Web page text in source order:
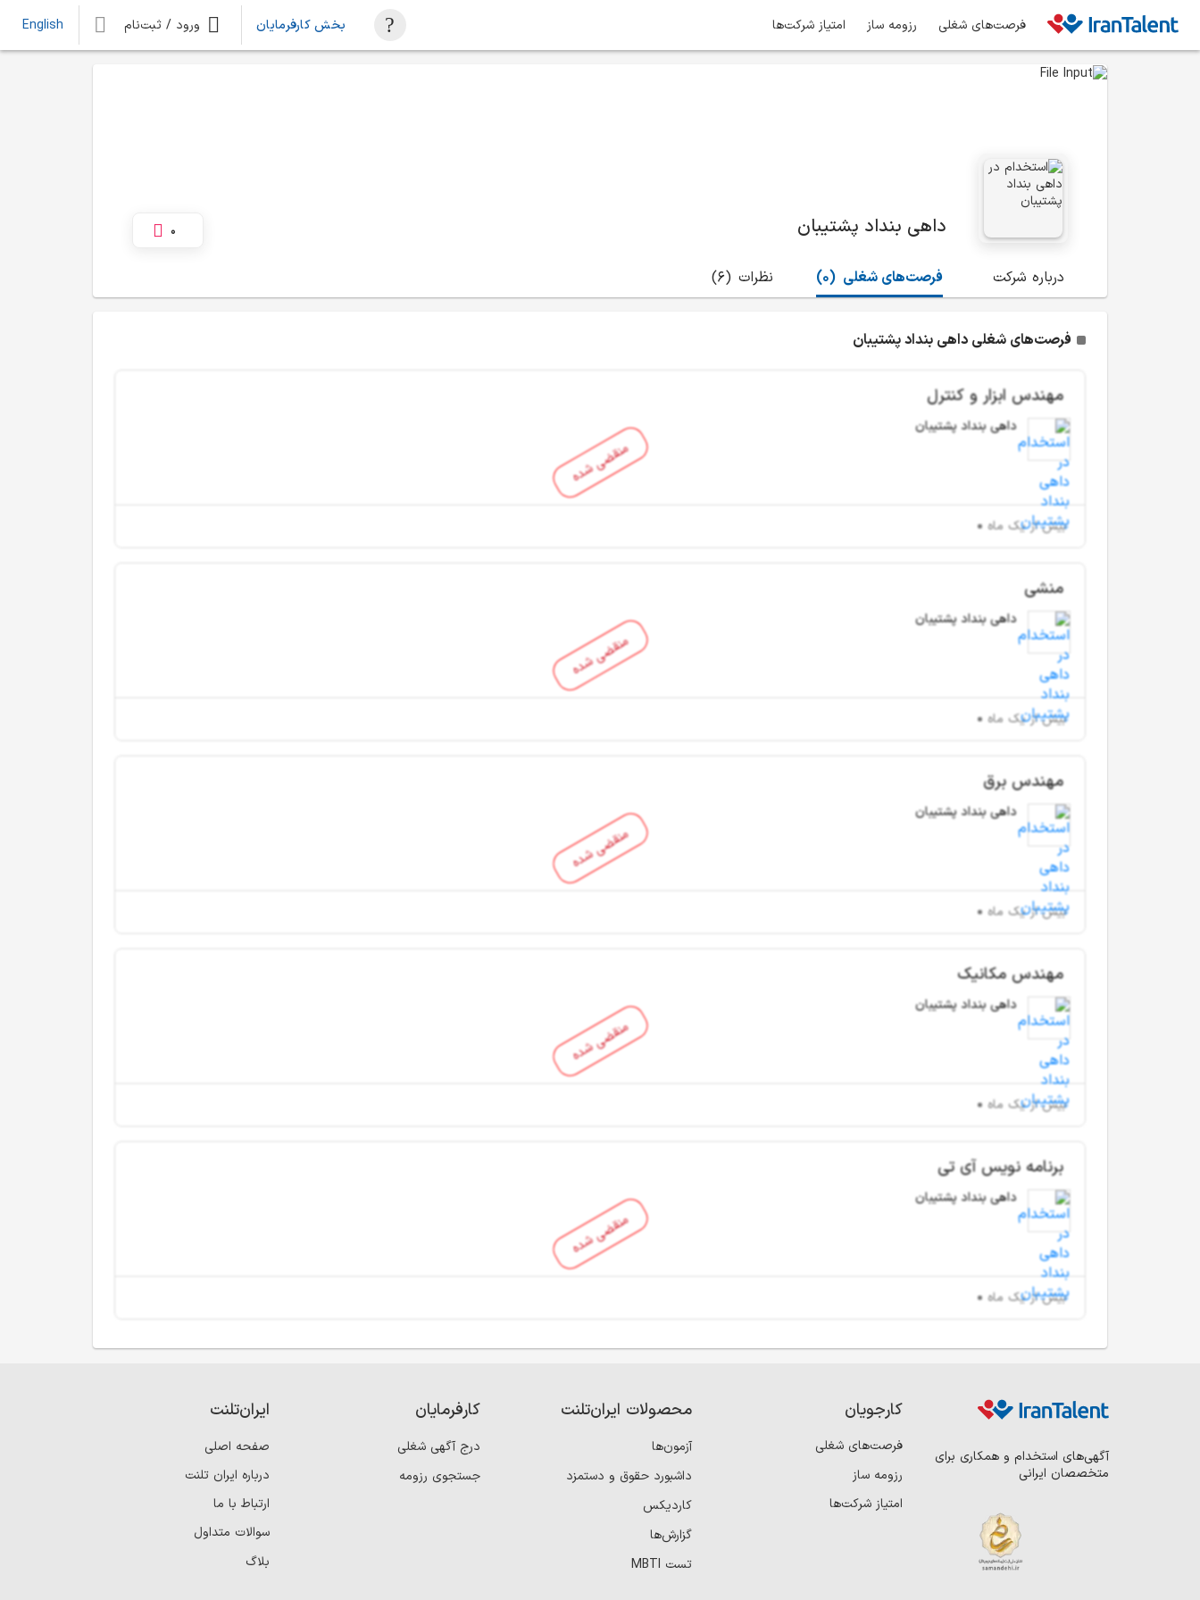
فرصت‌های شغلی رزومه ساز امتیاز شرکت‌ها بخش کارفرمایان ورود / ثبت‌نام English
داهی بنداد پشتیبان 0
درباره شرکت (0) فرصت‌های شغلی (6) نظرات
فرصت‌های شغلی داهی بنداد پشتیبان
منقضی شده
مهندس ابزار و کنترل
داهی بنداد پشتیبان
بیش از یک ماه
منقضی شده
منشی
داهی بنداد پشتیبان
بیش از یک ماه
منقضی شده
مهندس برق
داهی بنداد پشتیبان
بیش از یک ماه
منقضی شده
مهندس مکانیک
داهی بنداد پشتیبان
بیش از یک ماه
منقضی شده
برنامه نویس آی تی
داهی بنداد پشتیبان
بیش از یک ماه
آگهی‌های استخدام و همکاری برای
متخصصان ایرانی
کارجویان
فرصت‌های شغلی
رزومه ساز
امتیاز شرکت‌ها
محصولات ایران‌تلنت
آزمون‌ها
داشبورد حقوق و دستمزد
کاردیکس
گزارش‌ها
تست MBTI
کارفرمایان
درج آگهی شغلی
جستجوی رزومه
ایران‌تلنت
صفحه اصلی
درباره ایران تلنت
ارتباط با ما
سوالات متداول
بلاگ